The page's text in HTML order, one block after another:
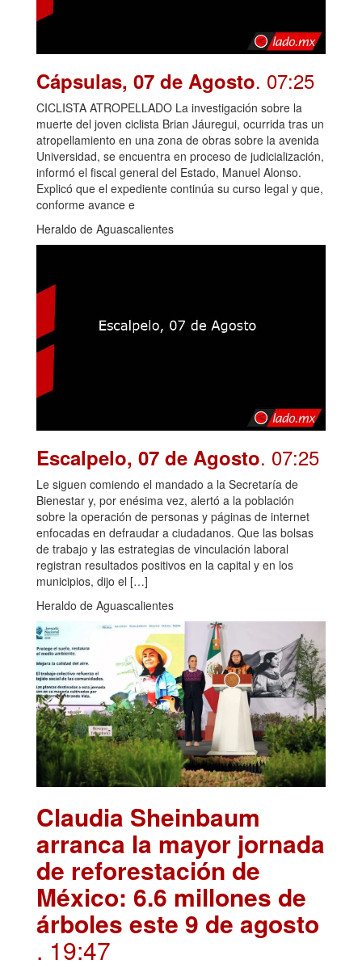
Cápsulas, 07 de Agosto. 07:25
CICLISTA ATROPELLADO La investigación sobre la
muerte del joven ciclista Brian Jáuregui, ocurrida tras un
atropellamiento en una zona de obras sobre la avenida
Universidad, se encuentra en proceso de judicialización,
informó el fiscal general del Estado, Manuel Alonso.
Explicó que el expediente continúa su curso legal y que,
conforme avance e
Heraldo de Aguascalientes
Escalpelo, 07 de Agosto. 07:25
Le siguen comiendo el mandado a la Secretaría de
Bienestar y, por enésima vez, alertó a la población
sobre la operación de personas y páginas de internet
enfocadas en defraudar a ciudadanos. Que las bolsas
de trabajo y las estrategias de vinculación laboral
registran resultados positivos en la capital y en los
municipios, dijo el […]
Heraldo de Aguascalientes
Claudia Sheinbaum
arranca la mayor jornada
de reforestación de
México: 6.6 millones de
árboles este 9 de agosto
. 19:47